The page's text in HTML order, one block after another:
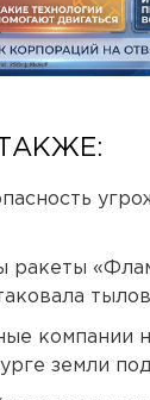
ракеты
компании
земли